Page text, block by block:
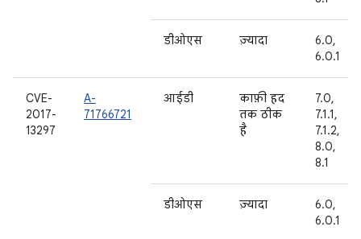
डीओएस ज़्यादा
6.0,
6.0.1
CVE-
2017-
13297
A-
71766721
आईडी
काफ़ी हद
तक ठीक
है
7.0,
7.1.1,
7.1.2,
8.0,
8.1
डीओएस ज़्यादा
6.0,
6.0.1